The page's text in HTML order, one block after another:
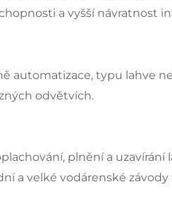
a vyšší návratnost
automatizace, typu lahve
odvětvích.
plnění a uzavírání
a velké vodárenské